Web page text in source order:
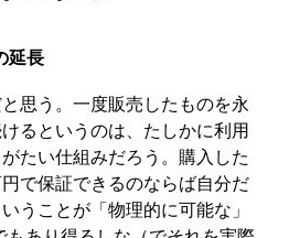
延長
思う。一度販売したものを永
るというのは、たしかに利用
たい仕組みだろう。購入した
で保証できるのならば自分だ
うことが「物理的に可能な」